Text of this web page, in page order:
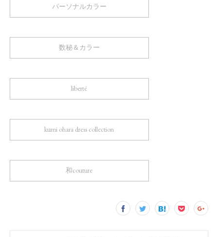
パーソナルカラー
数秘＆カラー
liberté
kumi ohara dress collection
和couture